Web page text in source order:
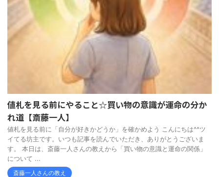
値札を見る前にやること☆買い物の意識が運命の分か
れ道【斎藤一人】
値札を見る前に「自分が好きかどうか」を確かめよう こんにちは^^ツ
イてる坊主です。いつも記事を読んでいただき、ありがとうございま
す。 本日は、斎藤一人さんの教えから「買い物の意識と運命の関係」
について ...
斎藤一人さんの教え